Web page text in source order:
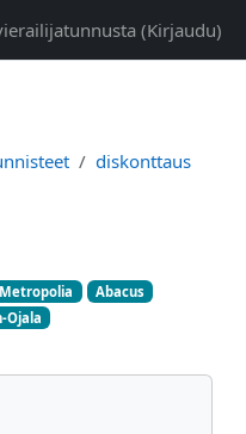
(Kirjaudu)
diskonttaus
Metropolia
Abacus
Ojala